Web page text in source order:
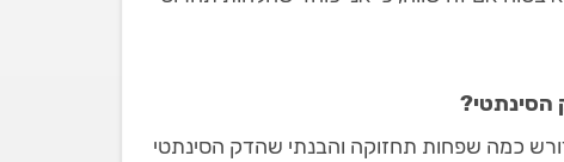
הסינתטי?
כמה שפחות תחזוקה והבנתי שהדק הסינתטי